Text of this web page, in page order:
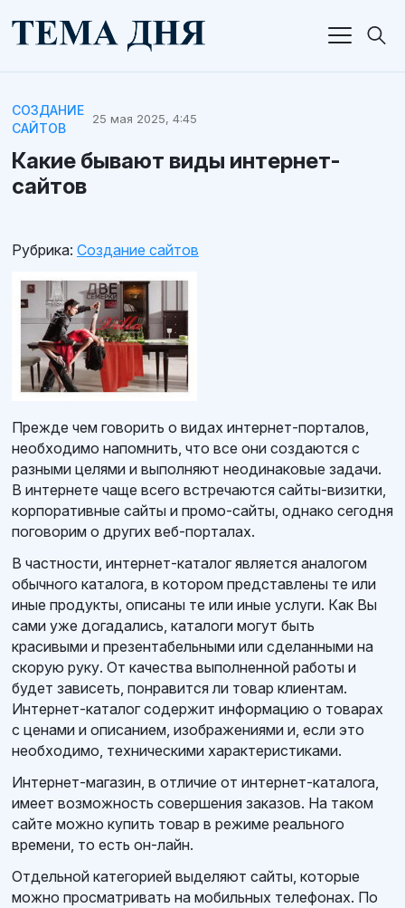
СОЗДАНИЕ
САЙТОВ
25 мая 2025, 4:45
Какие бывают виды интернет-
сайтов
Рубрика: Создание сайтов
Прежде чем говорить о видах интернет-порталов,
необходимо напомнить, что все они создаются с
разными целями и выполняют неодинаковые задачи.
В интернете чаще всего встречаются сайты-визитки,
корпоративные сайты и промо-сайты, однако сегодня
поговорим о других веб-порталах.
В частности, интернет-каталог является аналогом
обычного каталога, в котором представлены те или
иные продукты, описаны те или иные услуги. Как Вы
сами уже догадались, каталоги могут быть
красивыми и презентабельными или сделанными на
скорую руку. От качества выполненной работы и
будет зависеть, понравится ли товар клиентам.
Интернет-каталог содержит информацию о товарах
с ценами и описанием, изображениями и, если это
необходимо, техническими характеристиками.
Интернет-магазин, в отличие от интернет-каталога,
имеет возможность совершения заказов. На таком
сайте можно купить товар в режиме реального
времени, то есть он-лайн.
Отдельной категорией выделяют сайты, которые
можно просматривать на мобильных телефонах. По